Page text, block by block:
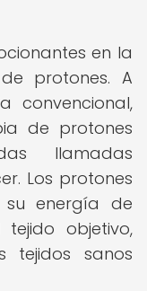
en la
protones. A
convencional,
de protones
llamadas
Los protones
energía de
objetivo,
tejidos sanos